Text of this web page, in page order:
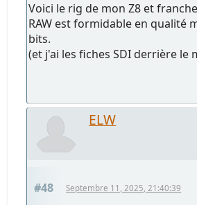
Voici le rig de mon Z8 et
RAW est formidable en qualité
bits.
(et j'ai les fiches SDI derrière le
ELW
#48 Septembre 11, 2025, 21:40:39